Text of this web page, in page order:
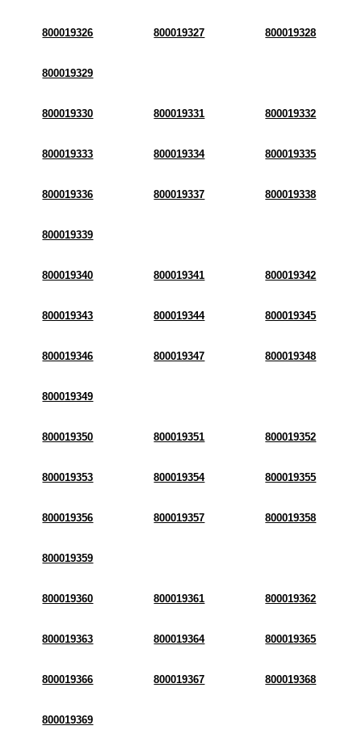
800019326 800019327 800019328
800019329
800019330 800019331 800019332
800019333 800019334 800019335
800019336 800019337 800019338
800019339
800019340 800019341 800019342
800019343 800019344 800019345
800019346 800019347 800019348
800019349
800019350 800019351 800019352
800019353 800019354 800019355
800019356 800019357 800019358
800019359
800019360 800019361 800019362
800019363 800019364 800019365
800019366 800019367 800019368
800019369